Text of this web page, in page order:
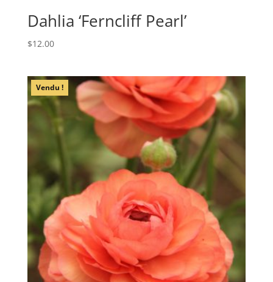
Dahlia ‘Ferncliff Pearl’
$12.00
Vendu !